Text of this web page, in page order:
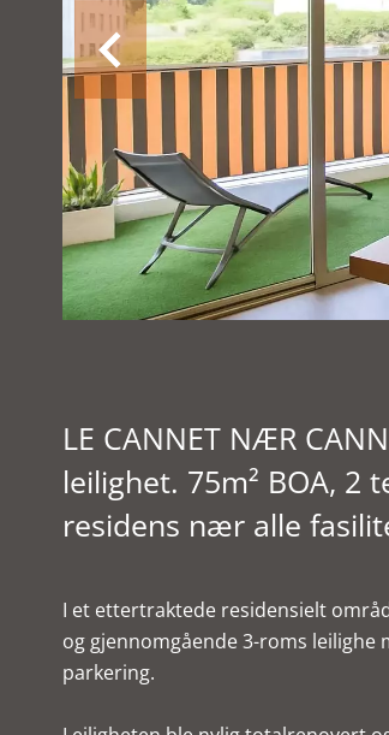
LE CANNET NÆR
leilighet. 75m² BOA, 2
residens nær alle
I et ettertraktede residensielt
og gjennomgående 3-roms leilighe
parkering.